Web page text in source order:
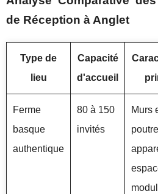
de Réception à Anglet
Type de
lieu
Capacité
d'accueil
Ferme
basque
authentique
80 à 150
invités
Murs